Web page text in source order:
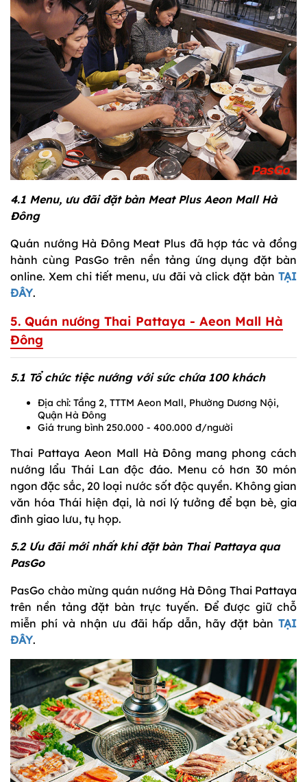
4.1 Menu, ưu đãi đặt bàn Meat Plus Aeon Mall Hà
Đông
Quán nướng Hà Đông Meat Plus đã hợp tác và đồng
hành cùng PasGo trên nền tảng ứng dụng đặt bàn
online. Xem chi tiết menu, ưu đãi và click đặt bàn TẠI
ĐÂY.
5. Quán nướng Thai Pattaya - Aeon Mall Hà
Đông
5.1 Tổ chức tiệc nướng với sức chứa 100 khách
Địa chỉ: Tầng 2, TTTM Aeon Mall, Phường Dương Nội,
Quận Hà Đông
Giá trung bình 250.000 - 400.000 đ/người
Thai Pattaya Aeon Mall Hà Đông mang phong cách
nướng lẩu Thái Lan độc đáo. Menu có hơn 30 món
ngon đặc sắc, 20 loại nước sốt độc quyền. Không gian
văn hóa Thái hiện đại, là nơi lý tưởng để bạn bè, gia
đình giao lưu, tụ họp.
5.2 Ưu đãi mới nhất khi đặt bàn Thai Pattaya qua
PasGo
PasGo chào mừng quán nướng Hà Đông Thai Pattaya
trên nền tảng đặt bàn trực tuyến. Để được giữ chỗ
miễn phí và nhận ưu đãi hấp dẫn, hãy đặt bàn TẠI
ĐÂY.